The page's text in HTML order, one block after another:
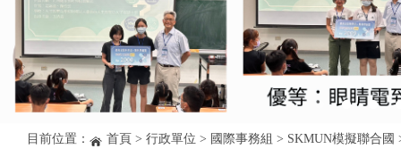
目前位置： 首頁 > 行政單位 > 國際事務組 > SKMUN模擬聯合國